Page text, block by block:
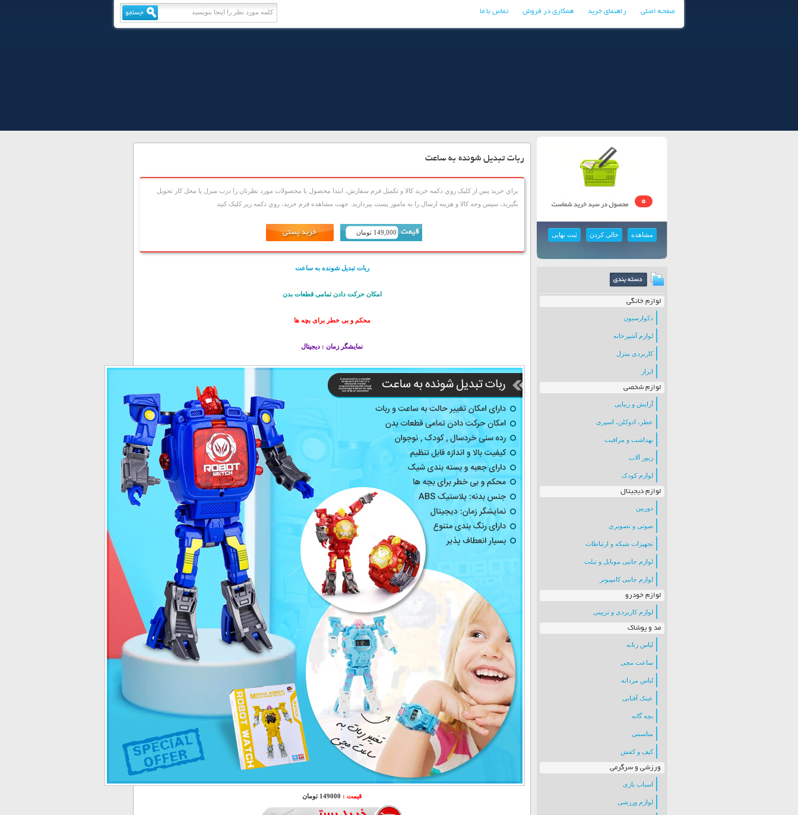
صفحه اصلی راهنمای خرید همکاری در فروش تماس با ما
0
مشاهده خالی کردن ثبت نهایی
لوازم خانگی
دکوارسیون
لوازم آشپزخانه
کاربردی منزل
ابزار
لوازم شخصی
آرایش و زیبایی
عطر، ادوکلن، اسپری
بهداشت و مراقبت
زیور آلات
لوازم کودک
لوازم دیجیتال
دوربین
صوتی و تصویری
تجهیزات شبکه و ارتباطات
لوازم جانبی موبایل و تبلت
لوازم جانبی کامپیوتر
لوازم خودرو
لوازم کاربردی و تزیینی
مد و پوشاک
لباس زنانه
ساعت مچی
لباس مردانه
عینک آفتابی
بچه گانه
مناسبتی
کیف و کفش
ورزشی و سرگرمی
اسباب بازی
لوازم ورزشی
ربات تبدیل شونده به ساعت
براي خريد پس از کليک روي دکمه خريد کالا و تکميل فرم سفارش، ابتدا محصول يا محصولات مورد نظرتان را درب منزل يا محل کار تحويل
بگيريد، سپس وجه کالا و هزينه ارسال را به مامور پست بپردازيد. جهت مشاهده فرم خريد، روي دکمه زير کليک کنيد
149,000 تومان
ربات تبدیل شونده به ساعت
امکان حرکت دادن تمامی قطعات بدن
محکم و بی خطر برای بچه ها
نمایشگر زمان : دیجیتال
قیمت : 149000 تومان